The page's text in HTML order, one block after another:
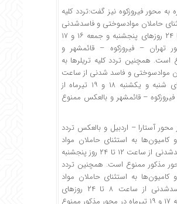
به محور فیروزکوه نیز گفت:‌تردد کلیه
حاملان موادسوختی و فاسدشدنی
از ساعت ۱۲ تا ۲۴ روزهای پنجشنبه و جمعه ۱۶ و ۱۷
تهران – فیروزکوه – قائمشهر و
است. همچنین تردد کلیه تریلرها به
موادسوختی و فاسد شدنی از ساعت
۶ تا ۲۴ روزهای شنبه و یکشنبه ۱۸ و ۱۹ تیرماه از
– قائمشهر و بالعکس ممنوع
آستارا – اردبیل و بالعکس تردد
و کامیون‌ها به استثنای حاملان مواد
سوختی و فاسدشدنی از ساعت ۱۲ تا ۲۴ روز پنجشنبه
محور مذکور ممنوع است. همچنین تردد
و کامیون‌ها به استثنای حاملان مواد
سوختی و فاسدشدنی از ساعت ۸ تا ۲۴ روزهای
جمعه و یکشنبه ۱۷ و ۱۹ تیرماه در محور مذکور ممنوع